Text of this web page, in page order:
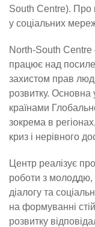
South Centre). Про
у соціальних
North-South
працює над
захистом прав
розвитку. Основна
країнами
зокрема в
криз і нерівного
Центр реалізує
роботи з молоддю,
діалогу та
на формуванні
розвитку